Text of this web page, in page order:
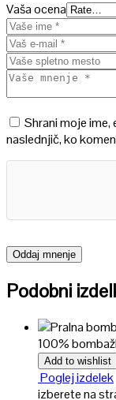
Vaša ocena
Shrani moje
naslednjič, ko
Podobni
100% bombaž
Add to wishlist
Poglej izdelek
izberete na